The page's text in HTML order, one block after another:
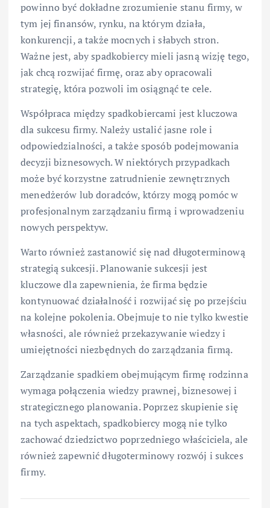
powinno być dokładne zrozumienie stanu firmy, w
tym jej finansów, rynku, na którym działa,
konkurencji, a także mocnych i słabych stron.
Ważne jest, aby spadkobiercy mieli jasną wizję tego,
jak chcą rozwijać firmę, oraz aby opracowali
strategię, która pozwoli im osiągnąć te cele.
Współpraca między spadkobiercami jest kluczowa
dla sukcesu firmy. Należy ustalić jasne role i
odpowiedzialności, a także sposób podejmowania
decyzji biznesowych. W niektórych przypadkach
może być korzystne zatrudnienie zewnętrznych
menedżerów lub doradców, którzy mogą pomóc w
profesjonalnym zarządzaniu firmą i wprowadzeniu
nowych perspektyw.
Warto również zastanowić się nad długoterminową
strategią sukcesji. Planowanie sukcesji jest
kluczowe dla zapewnienia, że firma będzie
kontynuować działalność i rozwijać się po przejściu
na kolejne pokolenia. Obejmuje to nie tylko kwestie
własności, ale również przekazywanie wiedzy i
umiejętności niezbędnych do zarządzania firmą.
Zarządzanie spadkiem obejmującym firmę rodzinna
wymaga połączenia wiedzy prawnej, biznesowej i
strategicznego planowania. Poprzez skupienie się
na tych aspektach, spadkobiercy mogą nie tylko
zachować dziedzictwo poprzedniego właściciela, ale
również zapewnić długoterminowy rozwój i sukces
firmy.